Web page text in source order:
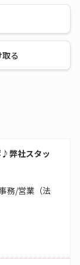
る
♪弊社スタッ
務/営業（法